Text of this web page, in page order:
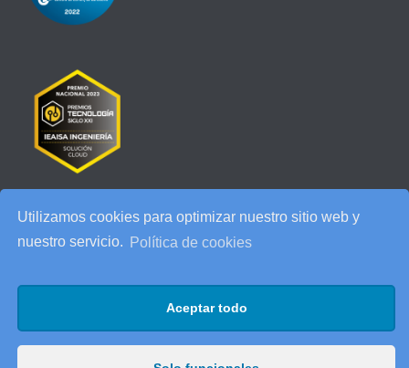
Utilizamos cookies para optimizar nuestro sitio web y
nuestro servicio.
Política de cookies
Aceptar todo
IA de ESADE
25 años de IEAISA: una celebración para recordar
AI Act: qué cambia para tu empresa y cómo prepararte